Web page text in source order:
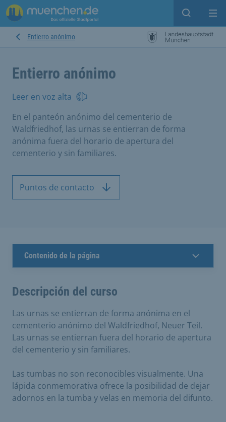
Open
Entierro anónimo
Entierro anónimo
Leer en voz alta
En el panteón anónimo del cementerio de
Waldfriedhof, las urnas se entierran de forma
anónima fuera del horario de apertura del
cementerio y sin familiares.
Puntos de contacto
Contenido de la página
Descripción del curso
Las urnas se entierran de forma anónima en el
cementerio anónimo del Waldfriedhof, Neuer Teil.
Las urnas se entierran fuera del horario de apertura
del cementerio y sin familiares.
Las tumbas no son reconocibles visualmente. Una
lápida conmemorativa ofrece la posibilidad de dejar
adornos en la tumba y velas en memoria del difunto.